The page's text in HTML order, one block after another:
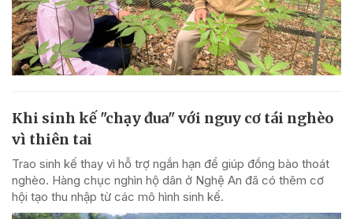
Khi sinh kế "chạy đua" với nguy cơ tái nghèo
vì thiên tai
Trao sinh kế thay vì hỗ trợ ngắn hạn để giúp đồng bào thoát
nghèo. Hàng chục nghìn hộ dân ở Nghệ An đã có thêm cơ
hội tạo thu nhập từ các mô hình sinh kế.